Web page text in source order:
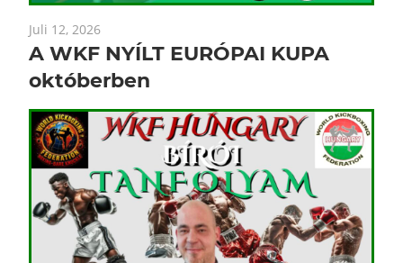
Juli 12, 2026
A WKF NYÍLT EURÓPAI KUPA
októberben